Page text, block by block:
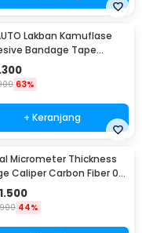
Slip 0.65mm Strong
Lakban Kamuflase
Bandage Tape
4.5M 50mm - H10
63%
+ Keranjang
Micrometer Thickness
Caliper Carbon Fiber 0-
- TDT25
44%